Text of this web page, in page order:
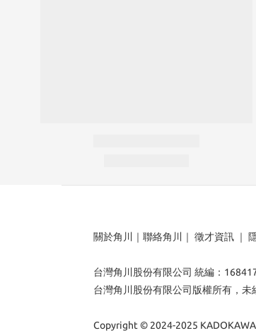
關於角川 ｜ 聯絡角川 ｜ 徵才資訊 ｜
台灣角川股份有限公司 統編：
台灣角川股份有限公司版權所有，未
Copyright © 2024-2025